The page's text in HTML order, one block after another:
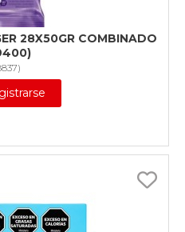
28X50GR COMBINADO
)